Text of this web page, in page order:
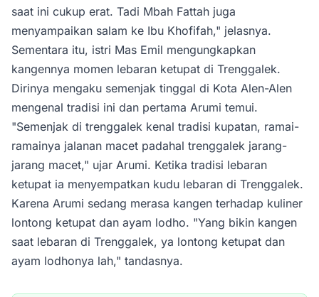
saat ini cukup erat. Tadi Mbah Fattah juga
menyampaikan salam ke Ibu Khofifah," jelasnya.
Sementara itu, istri Mas Emil mengungkapkan
kangennya momen lebaran ketupat di Trenggalek.
Dirinya mengaku semenjak tinggal di Kota Alen-Alen
mengenal tradisi ini dan pertama Arumi temui.
"Semenjak di trenggalek kenal tradisi kupatan, ramai-
ramainya jalanan macet padahal trenggalek jarang-
jarang macet," ujar Arumi. Ketika tradisi lebaran
ketupat ia menyempatkan kudu lebaran di Trenggalek.
Karena Arumi sedang merasa kangen terhadap kuliner
lontong ketupat dan ayam lodho. "Yang bikin kangen
saat lebaran di Trenggalek, ya lontong ketupat dan
ayam lodhonya lah," tandasnya.